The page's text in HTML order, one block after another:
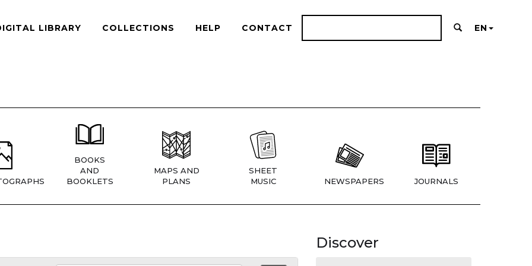
LIBRARY COLLECTIONS HELP CONTACT EN
BOOKS
AND
BOOKLETS
MAPS AND
PLANS
SHEET
MUSIC
NEWSPAPERS JOURNALS
Discover